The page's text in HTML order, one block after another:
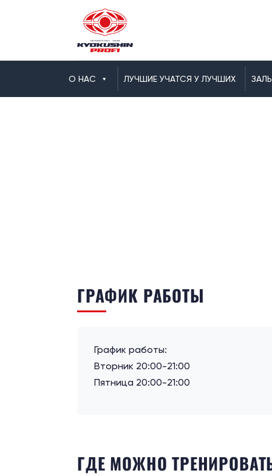
О НАС ЛУЧШИЕ УЧАТСЯ У ЛУЧШИХ
ГРАФИК РАБОТЫ
График работы:
Вторник 20:00-21:00
Пятница 20:00-21:00
ГДЕ МОЖНО